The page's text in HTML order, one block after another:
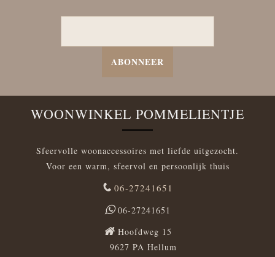
ABONNEER
WOONWINKEL POMMELIENTJE
Sfeervolle woonaccessoires met liefde uitgezocht.
Voor een warm, sfeervol en persoonlijk thuis
06-27241651
06-27241651
Hoofdweg 15
9627 PA Hellum